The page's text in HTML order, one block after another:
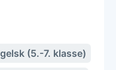
(5.-7. klasse)